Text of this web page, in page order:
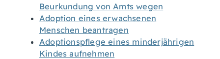
Beurkundung von Amts wegen
Adoption eines erwachsenen
Menschen beantragen
Adoptionspflege eines minderjährigen
Kindes aufnehmen